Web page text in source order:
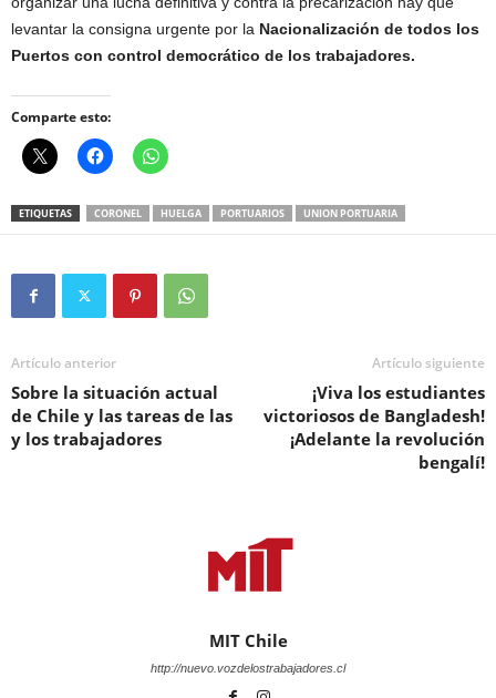
levantar la consigna urgente por la Nacionalización de todos los
Puertos con control democrático de los trabajadores.
Comparte esto:
ETIQUETAS CORONEL HUELGA PORTUARIOS UNION PORTUARIA
Artículo anterior
Sobre la situación actual
de Chile y las tareas de las
y los trabajadores
Artículo siguiente
¡Viva los estudiantes
victoriosos de Bangladesh!
¡Adelante la revolución
bengalí!
MIT Chile
http://nuevo.vozdelostrabajadores.cl